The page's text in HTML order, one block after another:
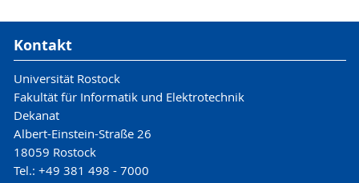
Kontakt
Universität Rostock
Fakultät für Informatik und Elektrotechnik
Dekanat
Albert-Einstein-Straße 26
18059 Rostock
Tel.: +49 381 498 - 7000